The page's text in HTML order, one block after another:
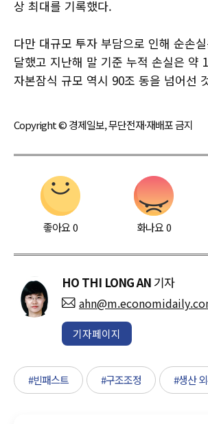
상 최대를 기록했다.
다만 대규모 투자 부담으로 인해 순손
달했고 지난해 말 기준 누적 손실은 약
자본잠식 규모 역시 90조 동을 넘어선
Copyright © 경제일보, 무단전재·재배포 금지
좋아요0 화나요0
HO THI LONG AN 기자
기자페이지
#빈패스트 #구조조정 #생산